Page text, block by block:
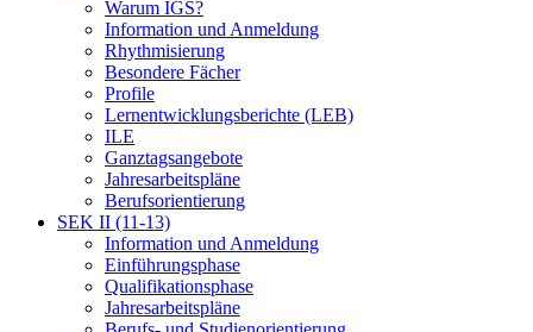
Warum IGS?
Information und Anmeldung
Rhythmisierung
Besondere Fächer
Profile
Lernentwicklungsberichte (LEB)
ILE
Ganztagsangebote
Jahresarbeitspläne
Berufsorientierung
SEK II (11-13)
Information und Anmeldung
Einführungsphase
Qualifikationsphase
Jahresarbeitspläne